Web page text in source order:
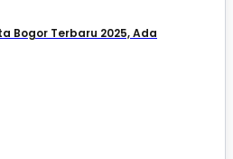
Bogor Terbaru 2025, Ada